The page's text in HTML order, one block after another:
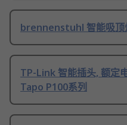
brennenstuhl 智能吸顶
TP-Link 智能插头, 额定
Tapo P100系列